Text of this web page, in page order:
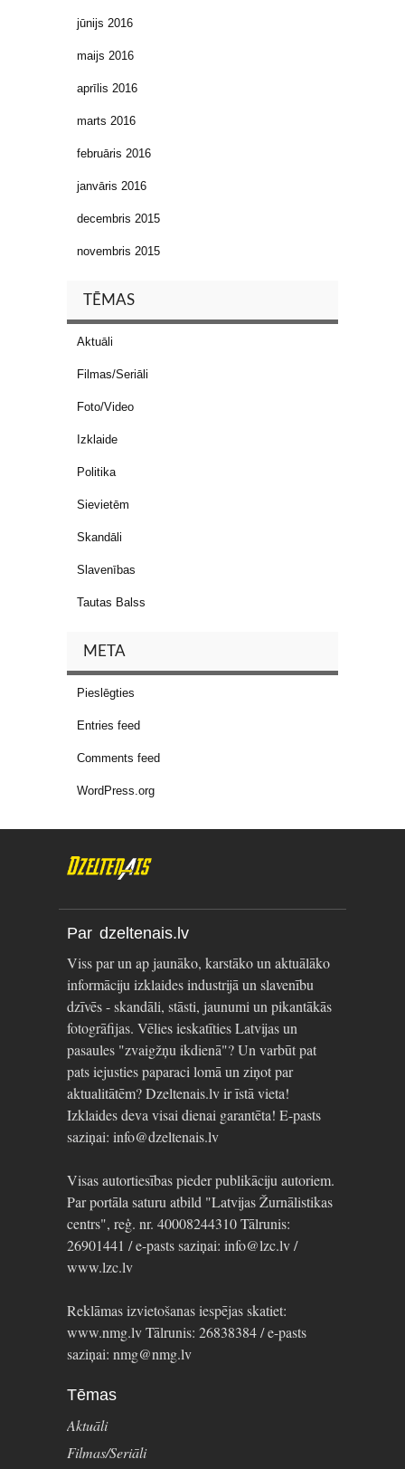
jūnijs 2016
maijs 2016
aprīlis 2016
marts 2016
februāris 2016
janvāris 2016
decembris 2015
novembris 2015
TĒMAS
Aktuāli
Filmas/Seriāli
Foto/Video
Izklaide
Politika
Sievietēm
Skandāli
Slavenības
Tautas Balss
META
Pieslēgties
Entries feed
Comments feed
WordPress.org
Par dzeltenais.lv
Viss par un ap jaunāko, karstāko un aktuālāko
informāciju izklaides industrijā un slavenību
dzīvēs - skandāli, stāsti, jaunumi un pikantākās
fotogrāfijas. Vēlies ieskatīties Latvijas un
pasaules "zvaigžņu ikdienā"? Un varbūt pat
pats iejusties paparaci lomā un ziņot par
aktualitātēm? Dzeltenais.lv ir īstā vieta!
Izklaides deva visai dienai garantēta! E-pasts
saziņai: info@dzeltenais.lv
Visas autortiesības pieder publikāciju autoriem.
Par portāla saturu atbild "Latvijas Žurnālistikas
centrs", reģ. nr. 40008244310 Tālrunis:
26901441 / e-pasts saziņai: info@lzc.lv /
www.lzc.lv
Reklāmas izvietošanas iespējas skatiet:
www.nmg.lv Tālrunis: 26838384 / e-pasts
saziņai: nmg@nmg.lv
Tēmas
Aktuāli
Filmas/Seriāli